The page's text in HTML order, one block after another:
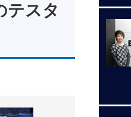
テスタ